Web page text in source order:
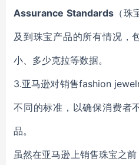
Assurance Standards（珠
及到珠宝产品的所有情况，
小、多少克拉等数据。
3.亚马逊对销售fashion
不同的标准，以确保消费者
品。
虽然在亚马逊上销售珠宝之